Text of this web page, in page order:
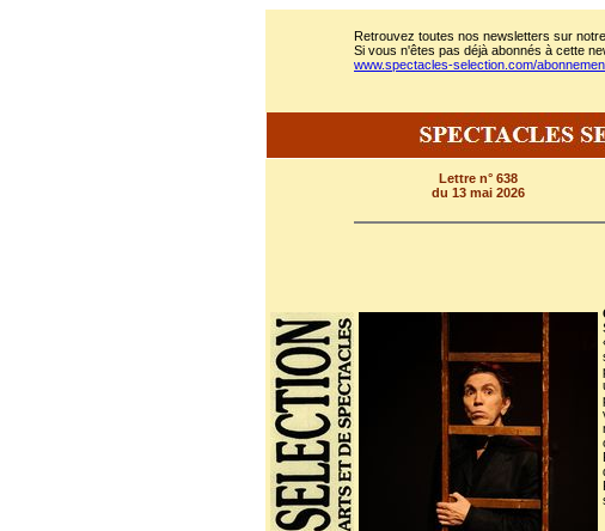
Retrouvez toutes nos newsletters sur
Si vous n'êtes pas déjà abonnés à cette
www.spectacles-selection.com/
Lettre n° 638
du 13 mai 2026